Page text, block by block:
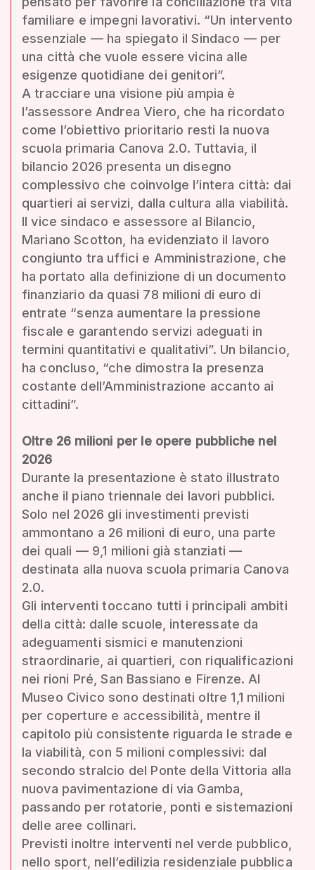
familiare e impegni lavorativi. “Un intervento
essenziale — ha spiegato il Sindaco — per
una città che vuole essere vicina alle
esigenze quotidiane dei genitori”.
A tracciare una visione più ampia è
l’assessore Andrea Viero, che ha ricordato
come l’obiettivo prioritario resti la nuova
scuola primaria Canova 2.0. Tuttavia, il
bilancio 2026 presenta un disegno
complessivo che coinvolge l’intera città: dai
quartieri ai servizi, dalla cultura alla viabilità.
Il vice sindaco e assessore al Bilancio,
Mariano Scotton, ha evidenziato il lavoro
congiunto tra uffici e Amministrazione, che
ha portato alla definizione di un documento
finanziario da quasi 78 milioni di euro di
entrate “senza aumentare la pressione
fiscale e garantendo servizi adeguati in
termini quantitativi e qualitativi”. Un bilancio,
ha concluso, “che dimostra la presenza
costante dell’Amministrazione accanto ai
cittadini”.
Oltre 26 milioni per le opere pubbliche nel
2026
Durante la presentazione è stato illustrato
anche il piano triennale dei lavori pubblici.
Solo nel 2026 gli investimenti previsti
ammontano a 26 milioni di euro, una parte
dei quali — 9,1 milioni già stanziati —
destinata alla nuova scuola primaria Canova
2.0.
Gli interventi toccano tutti i principali ambiti
della città: dalle scuole, interessate da
adeguamenti sismici e manutenzioni
straordinarie, ai quartieri, con riqualificazioni
nei rioni Pré, San Bassiano e Firenze. Al
Museo Civico sono destinati oltre 1,1 milioni
per coperture e accessibilità, mentre il
capitolo più consistente riguarda le strade e
la viabilità, con 5 milioni complessivi: dal
secondo stralcio del Ponte della Vittoria alla
nuova pavimentazione di via Gamba,
passando per rotatorie, ponti e sistemazioni
delle aree collinari.
Previsti inoltre interventi nel verde pubblico,
nello sport, nell’edilizia residenziale pubblica